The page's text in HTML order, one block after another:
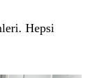
Hepsi